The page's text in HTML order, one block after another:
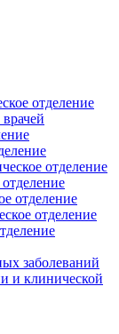
отделение
отделение
отделение
отделение
заболеваний
и клинической